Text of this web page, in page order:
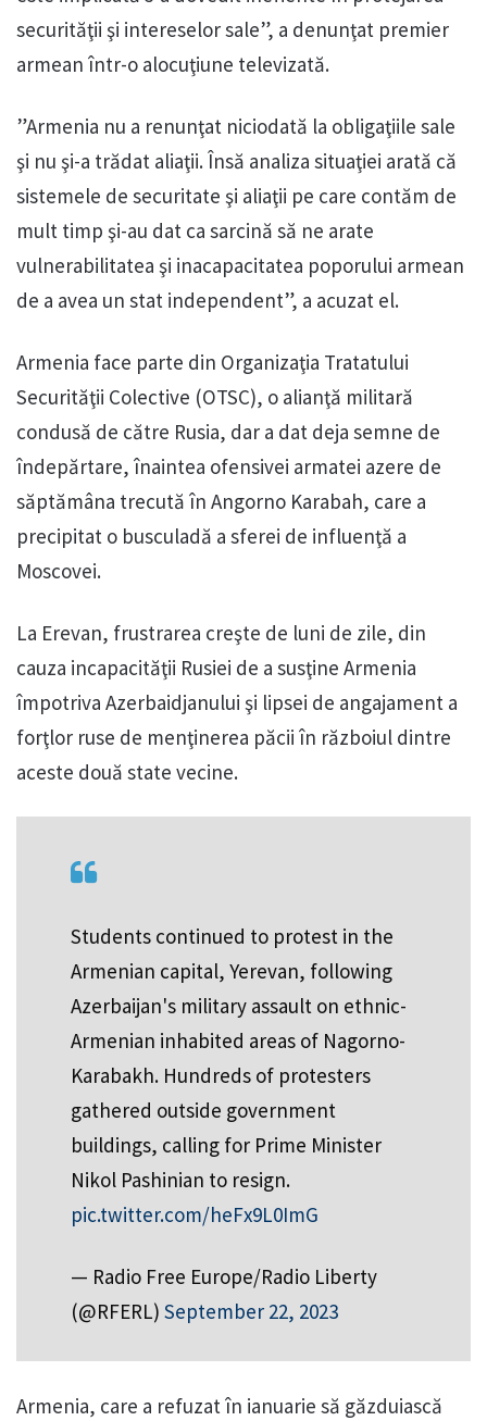
securităţii şi intereselor sale”, a denunţat premier
armean într-o alocuţiune televizată.
”Armenia nu a renunţat niciodată la obligaţiile sale
şi nu şi-a trădat aliaţii. Însă analiza situaţiei arată că
sistemele de securitate şi aliaţii pe care contăm de
mult timp şi-au dat ca sarcină să ne arate
vulnerabilitatea şi inacapacitatea poporului armean
de a avea un stat independent”, a acuzat el.
Armenia face parte din Organizaţia Tratatului
Securităţii Colective (OTSC), o alianţă militară
condusă de către Rusia, dar a dat deja semne de
îndepărtare, înaintea ofensivei armatei azere de
săptămâna trecută în Angorno Karabah, care a
precipitat o busculadă a sferei de influenţă a
Moscovei.
La Erevan, frustrarea creşte de luni de zile, din
cauza incapacităţii Rusiei de a susţine Armenia
împotriva Azerbaidjanului şi lipsei de angajament a
forţlor ruse de menţinerea păcii în războiul dintre
aceste două state vecine.
Students continued to protest in the
Armenian capital, Yerevan, following
Azerbaijan's military assault on ethnic-
Armenian inhabited areas of Nagorno-
Karabakh. Hundreds of protesters
gathered outside government
buildings, calling for Prime Minister
Nikol Pashinian to resign.
pic.twitter.com/heFx9L0ImG
— Radio Free Europe/Radio Liberty
(@RFERL) September 22, 2023
Armenia, care a refuzat în ianuarie să găzduiască